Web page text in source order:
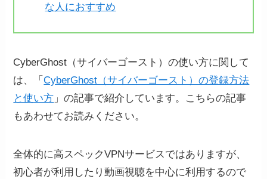
な人におすすめ
CyberGhost（サイバーゴースト）の使い方に関して
は、「CyberGhost（サイバーゴースト）の登録方法
と使い方 」の記事で紹介しています。こちらの記事
もあわせてお読みください。
全体的に高スペックVPNサービスではありますが、
初心者が利用したり動画視聴を中心に利用するので